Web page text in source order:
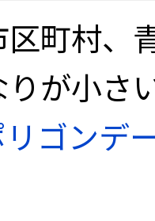
町村、
が小さ
ゴンデ